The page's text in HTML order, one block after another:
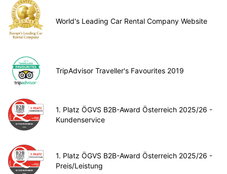
World's Leading Car Rental Company Website
TripAdvisor Traveller's Favourites 2019
1. Platz ÖGVS B2B-Award Österreich 2025/26 -
Kundenservice
1. Platz ÖGVS B2B-Award Österreich 2025/26 -
Preis/Leistung